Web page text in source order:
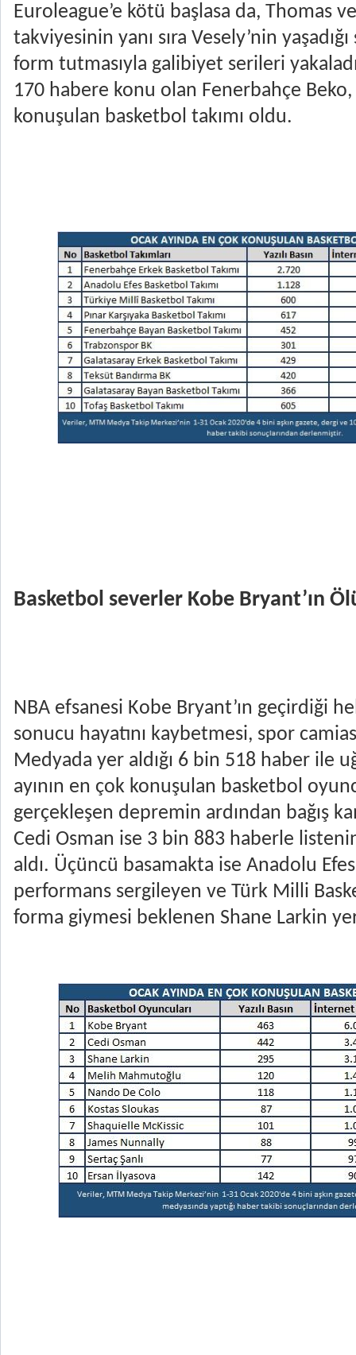
Euroleague’e kötü başlasa da, Thomas
takviyesinin yanı sıra Vesely’nin
form tutmasıyla galibiyet serileri
170 habere konu olan Fenerbahçe Beko,
konuşulan basketbol takımı oldu.
Basketbol severler Kobe Bryant’ın
NBA efsanesi Kobe Bryant’ın geçirdiği
sonucu hayatını kaybetmesi, spor
Medyada yer aldığı 6 bin 518 haber ile
ayının en çok konuşulan basketbol
gerçekleşen depremin ardından bağış
Cedi Osman ise 3 bin 883 haberle
aldı. Üçüncü basamakta ise Anadolu
performans sergileyen ve Türk Milli
forma giymesi beklenen Shane Larkin